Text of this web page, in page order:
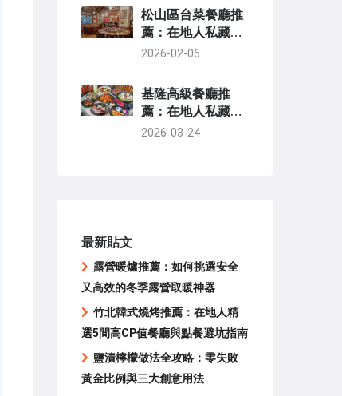
松山區台菜餐廳推
薦：在地人私藏美
食地圖與點菜全攻
2026-02-06
基隆高級餐廳推
薦：在地人私藏名
單，從海鮮盛宴到
2026-03-24
最新貼文
露營暖爐推薦：如何挑選安全
又高效的冬季露營取暖神器
竹北韓式燒烤推薦：在地人精
選5間高CP值餐廳與點餐避坑指南
鹽漬檸檬做法全攻略：零失敗
黃金比例與三大創意用法